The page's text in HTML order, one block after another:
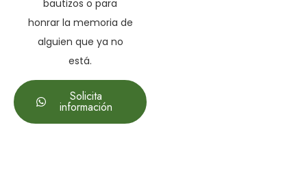
bautizos o para
honrar la memoria de
alguien que ya no
está.
Solicita
información